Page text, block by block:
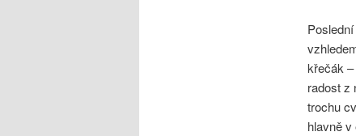
křečák
radost z
trochu
hlavně